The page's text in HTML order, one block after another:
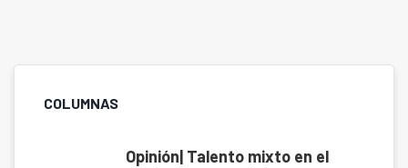
COLUMNAS
Opinión| Talento mixto en el